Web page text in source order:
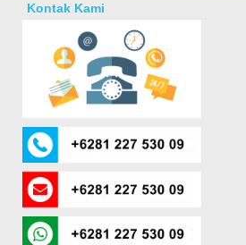
Kontak Kami